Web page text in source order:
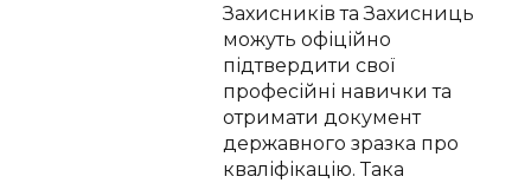
Захисників та Захисниць
можуть офіційно
підтвердити свої
професійні навички та
отримати документ
державного зразка про
кваліфікацію. Така